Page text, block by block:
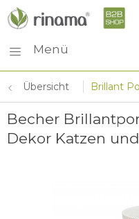
Menü
Übersicht Brillant
Becher
Dekor Katzen